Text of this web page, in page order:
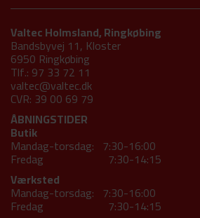
Valtec Holmsland, Ringkøbing
Bandsbyvej 11, Kloster
6950 Ringkøbing
Tlf.: 97 33 72 11
valtec@valtec.dk
CVR: 39 00 69 79
ÅBNINGSTIDER
Butik
Mandag-torsdag: 7:30-16:00
Fredag 7:30-14:15
Værksted
Mandag-torsdag: 7:30-16:00
Fredag 7:30-14:15